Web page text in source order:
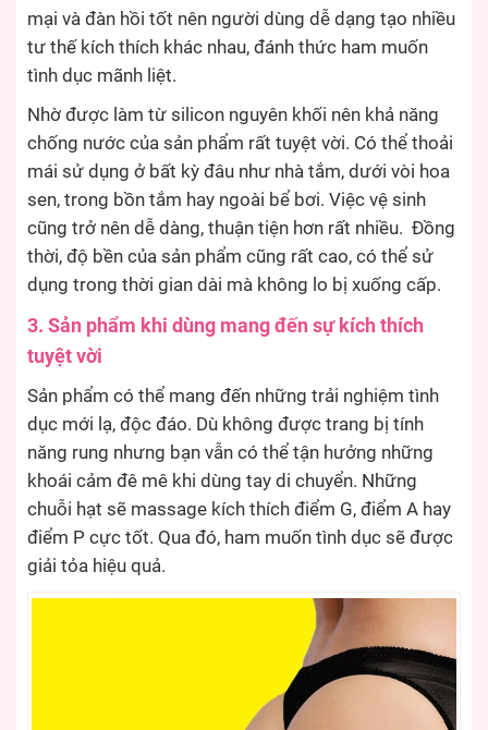
mại và đàn hồi tốt nên người dùng dễ dạng tạo nhiều
tư thế kích thích khác nhau, đánh thức ham muốn
tình dục mãnh liệt.
Nhờ được làm từ silicon nguyên khối nên khả năng
chống nước của sản phẩm rất tuyệt vời. Có thể thoải
mái sử dụng ở bất kỳ đâu như nhà tắm, dưới vòi hoa
sen, trong bồn tắm hay ngoài bể bơi. Việc vệ sinh
cũng trở nên dễ dàng, thuận tiện hơn rất nhiều. Đồng
thời, độ bền của sản phẩm cũng rất cao, có thể sử
dụng trong thời gian dài mà không lo bị xuống cấp.
3. Sản phẩm khi dùng mang đến sự kích thích
tuyệt vời
Sản phẩm có thể mang đến những trải nghiệm tình
dục mới lạ, độc đáo. Dù không được trang bị tính
năng rung nhưng bạn vẫn có thể tận hưởng những
khoái cảm đê mê khi dùng tay di chuyển. Những
chuỗi hạt sẽ massage kích thích điểm G, điểm A hay
điểm P cực tốt. Qua đó, ham muốn tình dục sẽ được
giải tỏa hiệu quả.